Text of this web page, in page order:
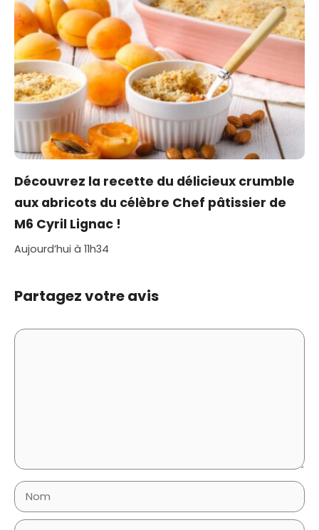
Découvrez la recette du délicieux crumble
aux abricots du célèbre Chef pâtissier de
M6 Cyril Lignac !
Aujourd’hui à 11h34
Partagez votre avis
Commentaire
Nom
E-